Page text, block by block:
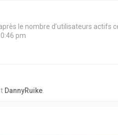
le nombre d’utilisateurs actifs
pm
DannyRuike